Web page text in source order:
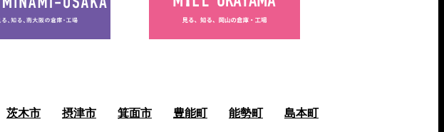
茨木市 摂津市 箕面市 豊能町 能勢町 島本町